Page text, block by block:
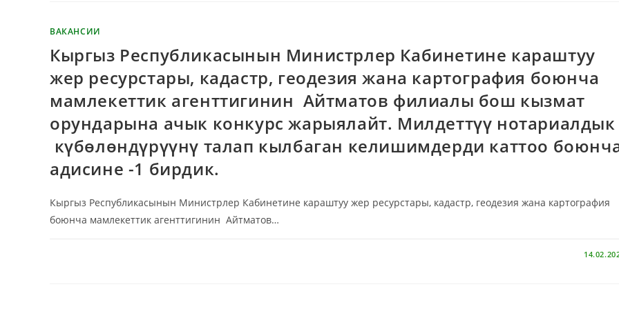
ВАКАНСИИ
Кыргыз Республикасынын Министрлер Кабинетине караштуу
жер ресурстары, кадастр, геодезия жана картография боюнча
мамлекеттик агенттигинин Айтматов филиалы бош кызмат
орундарына ачык конкурс жарыялайт. Милдеттүү нотариалдык
күбөлөндүрүүнү талап кылбаган келишимдерди каттоо
адисине -1 бирдик.
Кыргыз Республикасынын Министрлер Кабинетине караштуу жер ресурстары, кадастр, геодезия жана картография
боюнча мамлекеттик агенттигинин Айтматов…